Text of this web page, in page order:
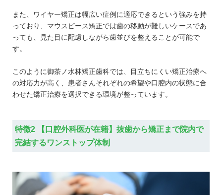
また、ワイヤー矯正は幅広い症例に適応できるという強みを持
っており、マウスピース矯正では歯の移動が難しいケースであ
っても、見た目に配慮しながら歯並びを整えることが可能で
す。
このように御茶ノ水林矯正歯科では、目立ちにくい矯正治療へ
の対応力が高く、患者さんそれぞれの希望や口腔内の状態に合
わせた矯正治療を選択できる環境が整っています。
特徴2 【口腔外科医が在籍】抜歯から矯正まで院内で
完結するワンストップ体制